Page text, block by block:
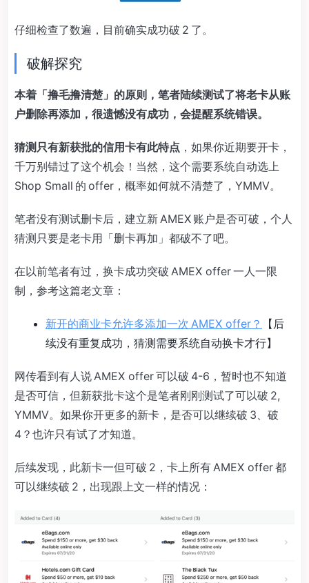
仔细检查了数遍，目前确实成功破 2 了。
破解探究
本着「撸毛撸清楚」的原则，笔者陆续测试了将老卡从账
户删除再添加，很遗憾没有成功，会提醒系统错误。
猜测只有新获批的信用卡有此特点 ，如果你近期要开卡，
千万别错过了这个机会！当然，这个需要系统自动选上
Shop Small 的 offer，概率如何就不清楚了，YMMV。
笔者没有测试删卡后，建立新 AMEX 账户是否可破，个人
猜测只要是老卡用「删卡再加」都破不了吧。
在以前笔者有过，换卡成功突破 AMEX offer 一人一限
制，参考这篇老文章：
新开的商业卡允许多添加一次 AMEX offer？
【后
续没有重复成功，猜测需要系统自动换卡才行】
网传看到有人说 AMEX offer 可以破 4-6，暂时也不知道
是否可信，但新获批卡这个是笔者刚刚测试了可以破 2,
YMMV。如果你开更多的新卡，是否可以继续破 3、破
4？也许只有试了才知道。
后续发现，此新卡一但可破 2，卡上所有 AMEX offer 都
可以继续破 2，出现跟上文一样的情况：